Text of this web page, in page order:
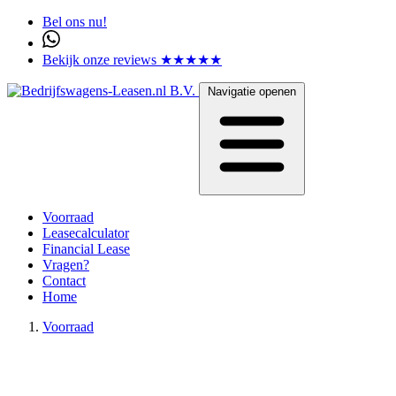
Bel ons nu!
Bekijk onze reviews ★★★★★
Navigatie openen
Voorraad
Leasecalculator
Financial Lease
Vragen?
Contact
Home
Voorraad